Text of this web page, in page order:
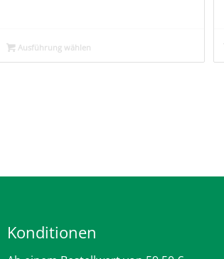
Ausführung wählen
Konditionen